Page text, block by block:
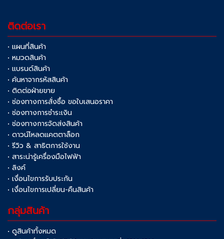
ติดต่อเรา
• แผนที่สินค้า
• หมวดสินค้า
• แบรนด์สินค้า
• ค้นหาจากรหัสสินค้า
• ติดต่อฝ่ายขาย
• ช่องทางการสั่งซื้อ ขอใบเสนอราคา
• ช่องทางการชำระเงิน
• ช่องทางการจัดส่งสินค้า
• ดาวน์โหลดแคตตาล็อก
• รีวิว & สาธิตการใช้งาน
• สาระน่ารู้เครื่องมือไฟฟ้า
• ลิงค์
• เงื่อนไขการรับประกัน
• เงื่อนไขการเปลี่ยน-คืนสินค้า
กลุ่มสินค้า
• ดูสินค้าทั้งหมด